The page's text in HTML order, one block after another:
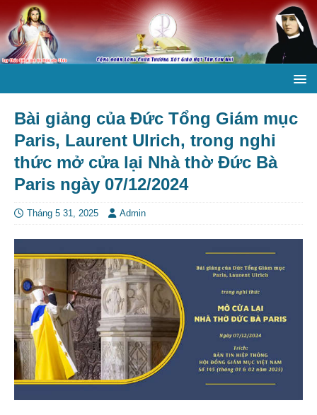
Bài giảng của Đức Tổng Giám mục
Paris, Laurent Ulrich, trong nghi
thức mở cửa lại Nhà thờ Đức Bà
Paris ngày 07/12/2024
Tháng 5 31, 2025 Admin